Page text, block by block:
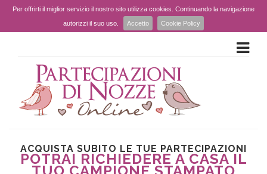
Per offrirti il miglior servizio il nostro sito utilizza cookies. Continuando la navigazione
autorizzi il suo uso.
Accetto Cookie Policy
ACQUISTA SUBITO LE TUE PARTECIPAZIONI
POTRAI RICHIEDERE A CASA IL